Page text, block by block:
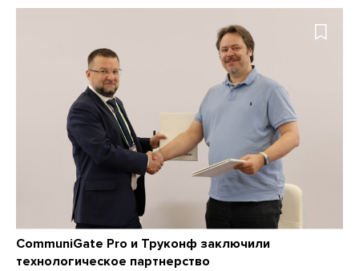
CommuniGate Pro и Труконф заключили
технологическое партнерство